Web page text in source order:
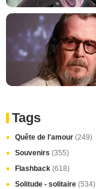
Tags
Quête de l'amour (249)
Souvenirs (355)
Flashback (618)
Solitude - solitaire (534)